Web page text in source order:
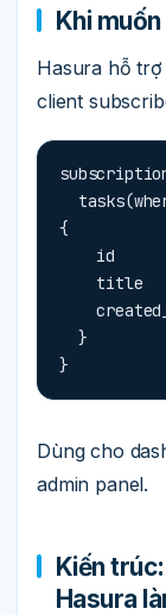
Khi
Hasura hỗ
client
{
    created_at
}
Dùng cho
admin panel.
Kiến
Hasura